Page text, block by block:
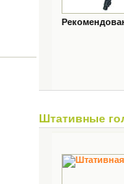
Штативные